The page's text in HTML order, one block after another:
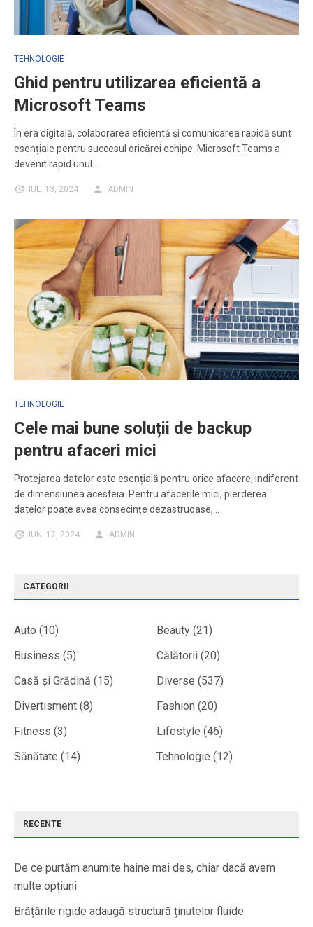
TEHNOLOGIE
Ghid pentru utilizarea eficientă a
Microsoft Teams
În era digitală, colaborarea eficientă și comunicarea rapidă sunt
esențiale pentru succesul oricărei echipe. Microsoft Teams a
devenit rapid unul…
IUL. 13, 2024 ADMIN
TEHNOLOGIE
Cele mai bune soluții de backup
pentru afaceri mici
Protejarea datelor este esențială pentru orice afacere, indiferent
de dimensiunea acesteia. Pentru afacerile mici, pierderea
datelor poate avea consecințe dezastruoase,…
IUN. 17, 2024 ADMIN
CATEGORII
Auto (10) Beauty (21)
Business (5) Călătorii (20)
Casă și Grădină (15) Diverse (537)
Divertisment (8) Fashion (20)
Fitness (3) Lifestyle (46)
Sănătate (14) Tehnologie (12)
RECENTE
De ce purtăm anumite haine mai des, chiar dacă avem
multe opțiuni
Brățările rigide adaugă structură ținutelor fluide